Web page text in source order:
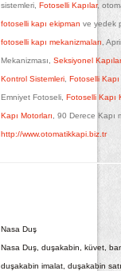
sistemleri, Fotoselli Kapılar,
fotoselli kapı ekipman ve yedek
fotoselli kapı mekanizmaları ,
Mekanizması, Seksiyonel Kapılar
Kontrol Sistemleri, Fotoselli Kapı
Emniyet Fotoseli, Fotoselli Kapı
Kapı Motorları , 90 Derece Kapı
http://www.otomatikkapi.biz.tr
Nasa Duş
Nasa Duş, duşakabin, küvet,
duşakabin imalat, duşakabin